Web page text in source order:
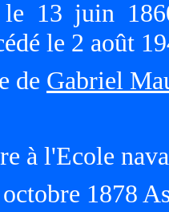
13 juin
le 2 août
de Gabriel
à l'Ecole
1878